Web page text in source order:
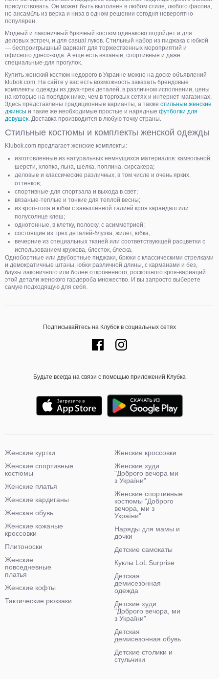
присутствовать. Он может быть выполнен в любом стиле, любого фасона,
но ансамбль из верха и низа в одном решении сегодня невероятно
популярен.
Модный и лаконичный брючный костюм одинаково подойдет и для
деловых встреч, и для casual луков. Стильный набор из пиджака с юбкой
— беспроигрышный вариант для торжественных мероприятий и
офисного дресс-кода. А еще есть вязаные, спортивные и даже
специальные-для прогулок.
Купить женский костюм недорого в Украине можно на доске объявлений
klubok.com. На сайте у вас есть возможность заказать брендовые
комплекты одежды из двух-трех деталей, в различном исполнении, цены
на которые на порядок ниже, чем в торговых сетях и интернет-магазинах.
Здесь представлены традиционные варианты, а также стильные женские
джинсы и такие же необходимые простые и нарядные футболки для
девушек. Доставка производится в любую точку страны.
Стильные костюмы и комплекты женской одежды
Klubok.com предлагает женские комплекты:
изготовленные из натуральных немнущихся материалов: камвольной
шерсти, хлопка, льна, шелка, поплина, сирсакера;
деловые и классические различных, в том числе и очень ярких,
оттенков;
спортивные-для спортзала и выхода в свет;
вязаные-теплые и тонкие для теплой весны;
из кроп-топа и юбки с завышенной талией кроя карандаш или
полусолнце клеш;
однотонные, в клетку, полоску, с асимметрией;
состоящие из трех деталей-блузка, жилет, юбка;
вечерние из специальных тканей или соответствующей расцветки с
использованием кружева, блесток, блеска.
Однобортные или двубортные пиджаки, брюки с классическими стрелками
и демократичные штаны, юбки различной длины, с карманами и без,
блузы лаконичного или более откровенного, роскошного кроя-вариаций
этой детали женского гардероба множество. И вы запросто выберете
самую подходящую для себя.
Подписывайтесь на Клубок в социальных сетях
Будьте всегда на связи с помощью приложений Клубка
Женские куртки
Женские спортивные
костюмы
Женские платья
Женские кардиганы
Женская обувь
Женские кожаные
кроссовки
Плитоноски
Женские
повседневные
платья
Женские кофты
Тактические рюкзаки
Женские кроссовки
Женские худи
"Доброго вечора ми
з України"
Женские спортивные
костюмы "Доброго
вечора, ми з
України"
Наряды для мамы и
дочки
Детские самокаты
Куклы LoL Surprise
Детская
демисезонная
одежда
Детские худи
"Доброго вечора, ми
з України"
Детская
демисезонная обувь
Детские столики и
стульчики